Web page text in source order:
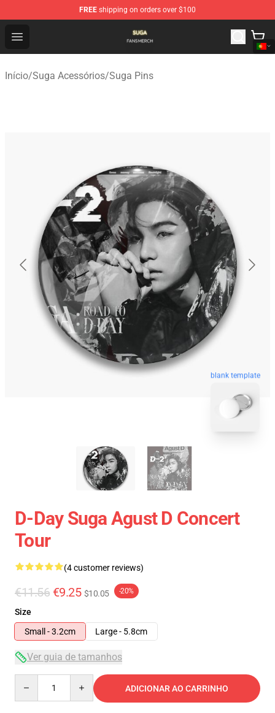
FREE shipping on orders over $100
Open menu
Suga Shop - Official Suga Merchandise Store
Início/Suga Acessórios/Suga Pins
blank template
D-Day Suga Agust D Concert
Tour
(4 customer reviews)
€11.56 €9.25 $10.05 -20%
Size
Small - 3.2cm
Large - 5.8cm
Ver guia de tamanhos
ADICIONAR AO CARRINHO